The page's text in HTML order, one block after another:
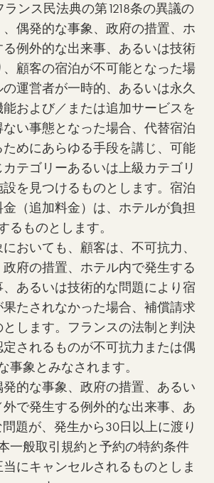
ランス民法典の第1218条の異議の
偶発的な事象、政府の措置、ホ
例外的な出来事、あるいは技術
顧客の宿泊が不可能となった場
運営者が一時的、あるいは永久
および／または追加サービスを
い事態となった場合、代替宿泊
めにあらゆる手段を講じ、可能
テゴリーあるいは上級カテゴリ
を見つけるものとします。宿泊
（追加料金）は、ホテルが負担
るものとします。
おいても、顧客は、不可抗力、
府の措置、ホテル内で発生する
あるいは技術的な問題により宿
たされなかった場合、補償請求
します。フランスの法制と判決
されるものが不可抗力または偶
事象とみなされます。
発的な事象、政府の措置、あるい
で発生する例外的な出来事、あ
題が、発生から30日以上に渡り
一般取引規約と予約の特約条件
にキャンセルされるものとしま